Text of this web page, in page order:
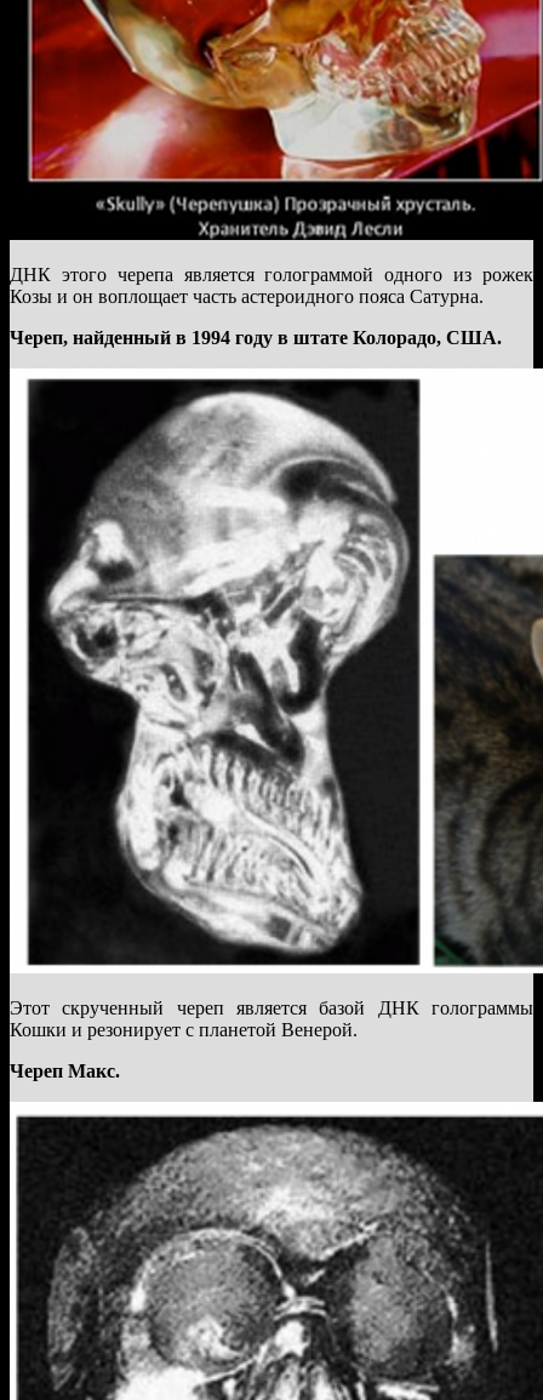
ДНК этого черепа является голограммой одного из рожек
Козы и он воплощает часть астероидного пояса Сатурна.
Череп, найденный в 1994 году в штате Колорадо, США.
Этот скрученный череп является базой ДНК голограммы
Кошки и резонирует с планетой Венерой.
Череп Макс.